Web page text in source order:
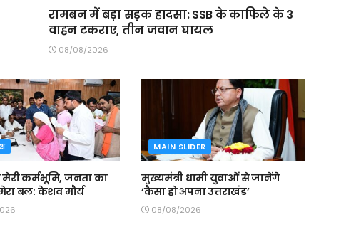
रामबन में बड़ा सड़क हादसा: SSB के काफिले के 3
वाहन टकराए, तीन जवान घायल
08/08/2026
मेरी कर्मभूमि, जनता का
बल: केशव मौर्य
MAIN SLIDER
मुख्यमंत्री धामी युवाओं से जानेंगे
‘कैसा हो अपना उत्तराखंड’
08/08/2026